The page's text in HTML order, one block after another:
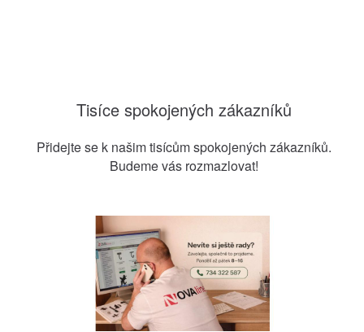
Tisíce spokojených zákazníků
Přidejte se k našim tisícům spokojených zákazníků.
Budeme vás rozmazlovat!